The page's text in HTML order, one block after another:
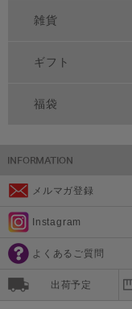
雑貨
ギフト
福袋
メルマガ登録
Instagram
よくあるご質問
出荷予定